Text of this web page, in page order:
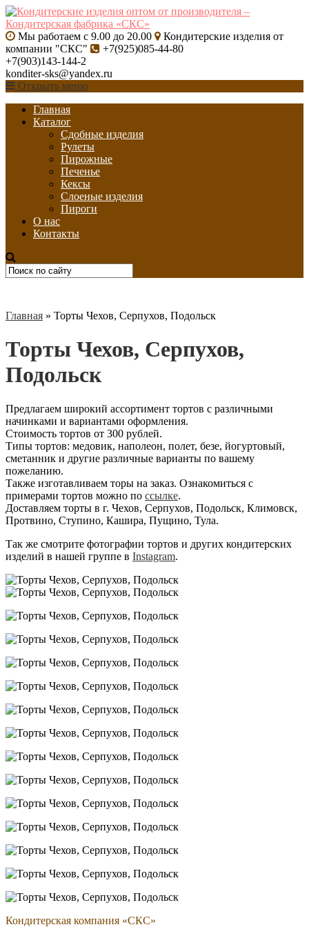
Мы работаем с 9.00 до 20.00
Кондитерские изделия от
компании "СКС"
+7(925)085-44-80
+7(903)143-144-2
konditer-sks@yandex.ru
Открыть меню
Главная
Каталог
Сдобные изделия
Рулеты
Пирожные
Печенье
Кексы
Слоеные изделия
Пироги
О нас
Контакты
Главная » Торты Чехов, Серпухов, Подольск
Торты Чехов, Серпухов,
Подольск
Предлагаем широкий ассортимент тортов с различными
начинками и вариантами оформления.
Стоимость тортов от 300 рублей.
Типы тортов: медовик, наполеон, полет, безе, йогуртовый,
сметанник и другие различные варианты по вашему
пожеланию.
Также изготавливаем торы на заказ. Ознакомиться с
примерами тортов можно по ссылке.
Доставляем торты в г. Чехов, Серпухов, Подольск, Климовск,
Протвино, Ступино, Кашира, Пущино, Тула.
Так же смотрите фотографии тортов и других кондитерских
изделий в нашей группе в Instagram.
Кондитерская компания «СКС»